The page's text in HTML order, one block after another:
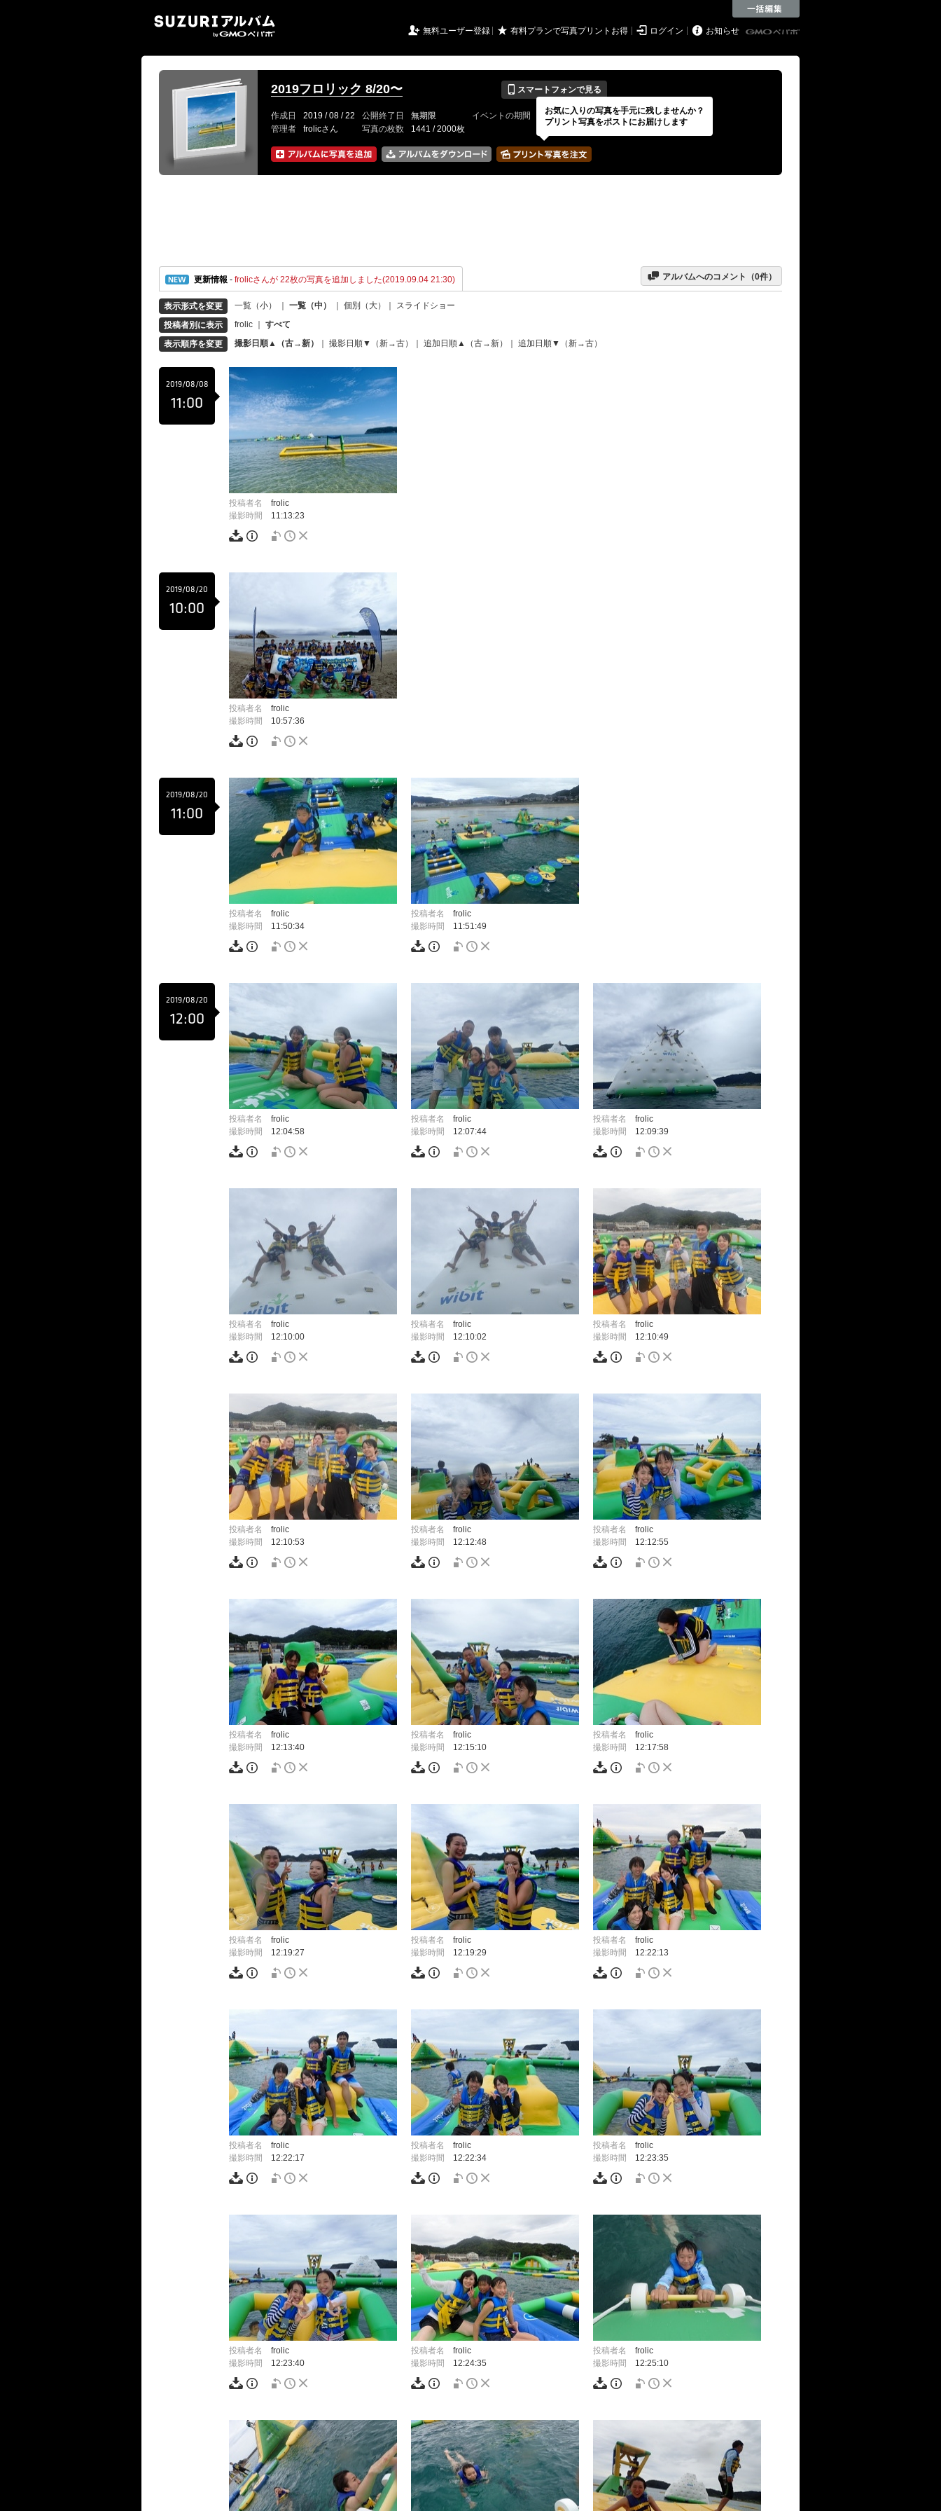
 無料ユーザー登録 ★ 有料プランで写真プリントお得  ログイン  お知らせ
2019フロリック 8/20〜 📱 スマートフォンで見る
作成日 2019 / 08 / 22 公開終了日 無期限 イベントの期間
---
管理者
frolicさん 写真の枚数 1441 / 2000枚
更新情報 - frolicさんが 22枚の写真を追加しました(2019.09.04 21:30)  アルバムへのコメント（0件）
表示形式を変更 一覧（小） 一覧（中） 個別（大）
スライドショー
投稿者別に表示
frolic
すべて
表示順序を変更
撮影日順▲（古→新） 撮影日順▼（新→古） 追加日順▲（古→新） 追加日順▼（新→古）
2019/08/08
11:00
投稿者名
frolic
撮影時間
11:13:23
2019/08/20
10:00
投稿者名
frolic
撮影時間
10:57:36
2019/08/20
11:00
投稿者名
frolic
撮影時間
11:50:34
投稿者名
frolic
撮影時間
11:51:49
2019/08/20
12:00
投稿者名
frolic
撮影時間
12:04:58
投稿者名
frolic
撮影時間
12:07:44
投稿者名
frolic
撮影時間
12:09:39
投稿者名
frolic
撮影時間
12:10:00
投稿者名
frolic
撮影時間
12:10:02
投稿者名
frolic
撮影時間
12:10:49
投稿者名
frolic
撮影時間
12:10:53
投稿者名
frolic
撮影時間
12:12:48
投稿者名
frolic
撮影時間
12:12:55
投稿者名
frolic
撮影時間
12:13:40
投稿者名
frolic
撮影時間
12:15:10
投稿者名
frolic
撮影時間
12:17:58
投稿者名
frolic
撮影時間
12:19:27
投稿者名
frolic
撮影時間
12:19:29
投稿者名
frolic
撮影時間
12:22:13
投稿者名
frolic
撮影時間
12:22:17
投稿者名
frolic
撮影時間
12:22:34
投稿者名
frolic
撮影時間
12:23:35
投稿者名
frolic
撮影時間
12:23:40
投稿者名
frolic
撮影時間
12:24:35
投稿者名
frolic
撮影時間
12:25:10
お気に入りの写真を手元に残しませんか？
プリント写真をポストにお届けします